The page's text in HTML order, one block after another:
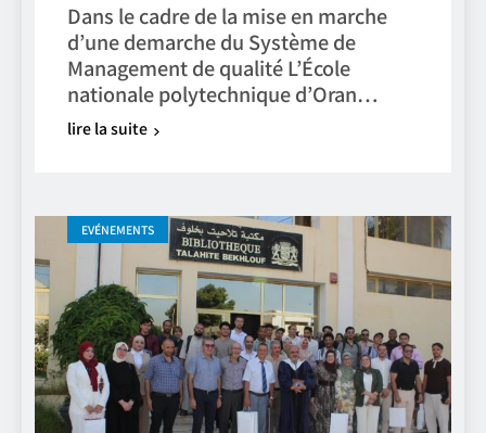
Dans le cadre de la mise en marche
d’une demarche du Système de
Management de qualité L’École
nationale polytechnique d’Oran…
lire la suite
EVÉNEMENTS